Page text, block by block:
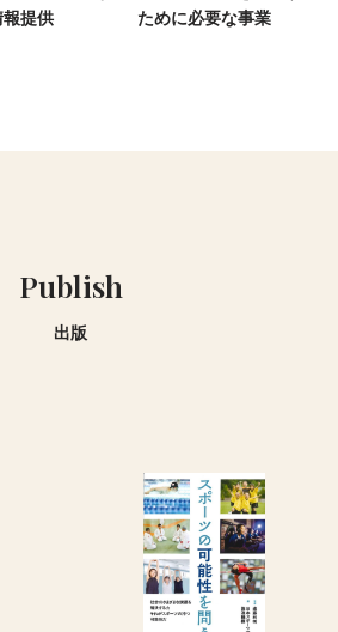
提供
ために必要な事業
Publish
出版